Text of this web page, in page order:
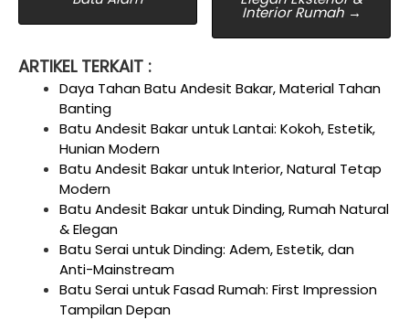
Interior Rumah →
ARTIKEL TERKAIT :
Daya Tahan Batu Andesit Bakar, Material Tahan
Banting
Batu Andesit Bakar untuk Lantai: Kokoh, Estetik,
Hunian Modern
Batu Andesit Bakar untuk Interior, Natural Tetap
Modern
Batu Andesit Bakar untuk Dinding, Rumah Natural
& Elegan
Batu Serai untuk Dinding: Adem, Estetik, dan
Anti-Mainstream
Batu Serai untuk Fasad Rumah: First Impression
Tampilan Depan